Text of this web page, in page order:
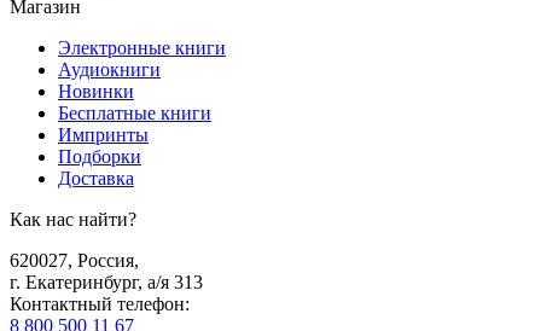
Магазин
Электронные книги
Аудиокниги
Новинки
Бесплатные книги
Импринты
Подборки
Доставка
Как нас найти?
620027, Россия,
г. Екатеринбург, а/я 313
Контактный телефон:
8 800 500 11 67